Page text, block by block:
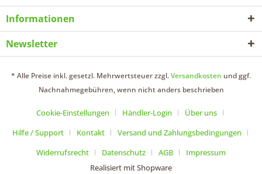
Informationen
Newsletter
* Alle Preise inkl. gesetzl. Mehrwertsteuer zzgl.Versandkosten und ggf.
Nachnahmegebühren, wenn nicht anders beschrieben
Cookie-Einstellungen Händler-Login
Über uns
Hilfe / Support
Kontakt
Versand und Zahlungsbedingungen
Widerrufsrecht
Datenschutz AGB
Impressum
Realisiert mit Shopware